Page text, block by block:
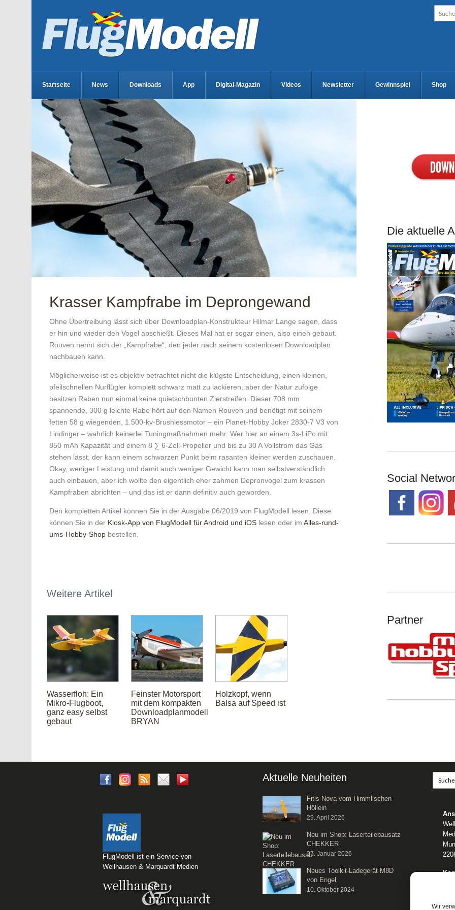
Wir
Startseite News Downloads App Digital-Magazin Videos Newsletter Gewinnspiel Shop
Krasser Kampfrabe im Deprongewand
Ohne Übertreibung lässt sich über Downloadplan-Konstrukteur Hilmar Lange sagen, dass
er hin und wieder den Vogel abschießt. Dieses Mal hat er sogar einen, also einen gebaut.
Rouven nennt sich der „Kampfrabe“, den jeder nach seinem kostenlosen Downloadplan
nachbauen kann.
Möglicherweise ist es objektiv betrachtet nicht die klügste Entscheidung, einen kleinen,
pfeilschnellen Nurflügler komplett schwarz matt zu lackieren, aber der Natur zufolge
besitzen Raben nun einmal keine quietschbunten Zierstreifen. Dieser 708 mm
spannende, 300 g leichte Rabe hört auf den Namen Rouven und benötigt mit seinem
fetten 58 g wiegenden, 1.500-kv-Brushlessmotor – ein Planet-Hobby Joker 2830-7 V3 von
Lindinger – wahrlich keinerlei Tuningmaßnahmen mehr. Wer hier an einem 3s-LiPo mit
850 mAh Kapazität und einem 8 ∑ 6-Zoll-Propeller und bis zu 30 A Vollstrom das Gas
stehen lässt, der kann einem schwarzen Punkt beim rasanten kleiner werden zuschauen.
Okay, weniger Leistung und damit auch weniger Gewicht kann man selbstverständlich
auch einbauen, aber ich wollte den eigentlich eher zahmen Depronvogel zum krassen
Kampfraben abrichten – und das ist er dann definitiv auch geworden.
Den kompletten Artikel können Sie in der Ausgabe 06/2019 von FlugModell lesen. Diese
können Sie in der Kiosk-App von FlugModell für Android und iOS lesen oder im Alles-rund-
ums-Hobby-Shop bestellen.
Weitere Artikel
Wasserfloh: Ein
Mikro-Flugboot,
ganz easy selbst
gebaut
Feinster Motorsport
mit dem kompakten
Downloadplanmodell
BRYAN
Holzkopf, wenn
Balsa auf Speed ist
Die aktuelle
Social
Partner
FlugModell ist ein Service von
Wellhausen & Marquardt Medien
Aktuelle Neuheiten
Fitis Nova vom Himmlischen
Höllein
29. April 2026
Neu im Shop: Laserteilebausatz
CHEKKER
27. Januar 2026
Neues Toolkit-Ladegerät M8D
von Engel
10. Oktober 2024